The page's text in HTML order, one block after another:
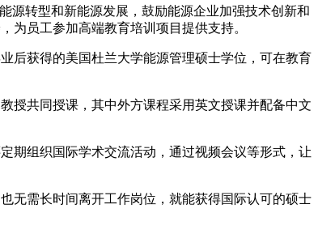
源转型和新能源发展，鼓励能源企业加强技术创新和
为员工参加高端教育培训项目提供支持。
后获得的美国杜兰大学能源管理硕士学位，可在教育
授共同授课，其中外方课程采用英文授课并配备中文
期组织国际学术交流活动，通过视频会议等形式，让
无需长时间离开工作岗位，就能获得国际认可的硕士